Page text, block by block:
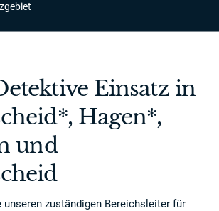
Einsatz in
Hagen*,
und
unseren zuständigen Bereichsleiter für